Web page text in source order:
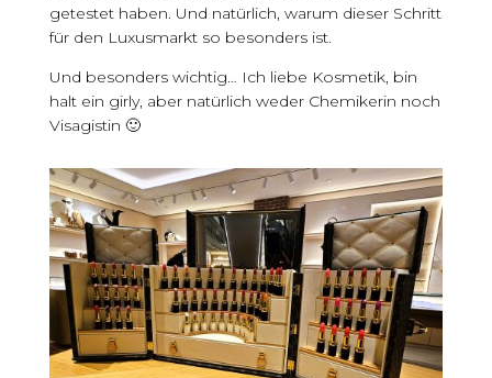
getestet haben. Und natürlich, warum dieser Schritt
für den Luxusmarkt so besonders ist.
Und besonders wichtig… Ich liebe Kosmetik, bin
halt ein girly, aber natürlich weder Chemikerin noch
Visagistin 🙂